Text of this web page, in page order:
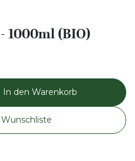
1000ml (BIO)
In den Warenkorb